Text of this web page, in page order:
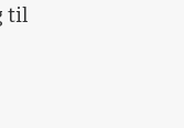
til